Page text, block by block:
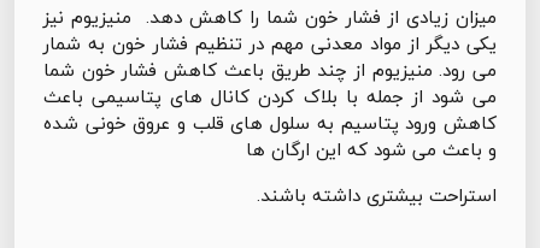
میزان زیادی از فشار خون شما را کاهش دهد. منیزیوم نیز
یکی دیگر از مواد معدنی مهم در تنظیم فشار خون به شمار
می رود. منیزیوم از چند طریق باعث کاهش فشار خون شما
می شود از جمله با بلاک کردن کانال های پتاسیمی باعث
کاهش ورود پتاسیم به سلول های قلب و عروق خونی شده
و باعث می شود که این ارگان ها
استراحت بیشتری داشته باشند.